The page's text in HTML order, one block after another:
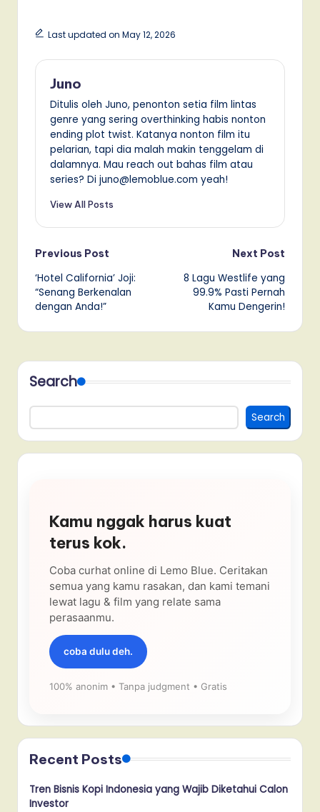
Last updated on May 12, 2026
Juno
Ditulis oleh Juno, penonton setia film lintas
genre yang sering overthinking habis nonton
ending plot twist. Katanya nonton film itu
pelarian, tapi dia malah makin tenggelam di
dalamnya. Mau reach out bahas film atau
series? Di juno@lemoblue.com yeah!
View All Posts
Post
navigation
Previous Post
‘Hotel California’ Joji:
“Senang Berkenalan
dengan Anda!”
Next Post
8 Lagu Westlife yang
99.9% Pasti Pernah
Kamu Dengerin!
Search
Search
Kamu nggak harus kuat
terus kok.
Coba curhat online di Lemo Blue. Ceritakan
semua yang kamu rasakan, dan kami temani
lewat lagu & film yang relate sama
perasaanmu.
coba dulu deh.
100% anonim • Tanpa judgment • Gratis
Recent Posts
Tren Bisnis Kopi Indonesia yang Wajib Diketahui Calon
Investor